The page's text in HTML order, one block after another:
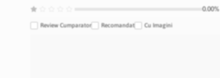
Review Cumparator Recomandat Cu Imagini